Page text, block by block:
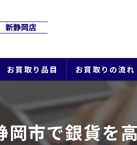
お買取り品目 お買取りの流れ
岡市で銀貨を